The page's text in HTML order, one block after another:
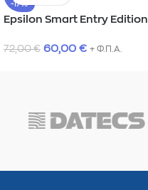
-17%
Epsilon Smart Entry Edition
72,00€ 60,00 € + Φ.Π.Α.